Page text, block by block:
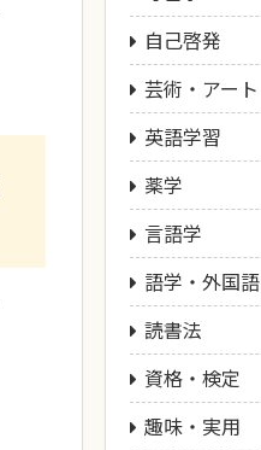
自己啓発
芸術・アート
英語学習
薬学
言語学
語学・外国語
読書法
資格・検定
趣味・実用